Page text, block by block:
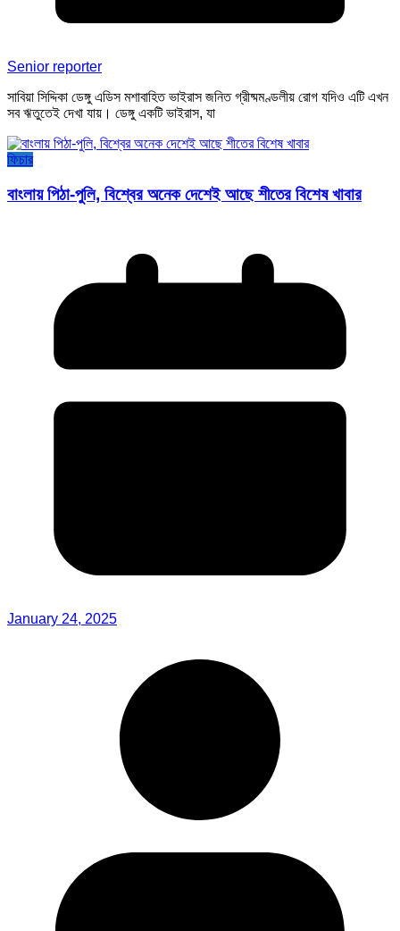
Senior reporter
সাবিয়া সিদ্দিকা ডেঙ্গু এডিস মশাবাহিত ভাইরাস জনিত গ্রীষ্মমণ্ডলীয় রোগ যদিও এটি এখন
সব ঋতুতেই দেখা যায়। ডেঙ্গু একটি ভাইরাস, যা
ফিচার
বাংলায় পিঠা-পুলি, বিশ্বের অনেক দেশেই আছে শীতের বিশেষ খাবার
January 24, 2025